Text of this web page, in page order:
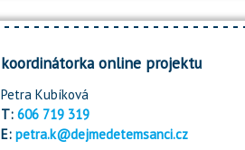
koordinátorka online projektu
Petra Kubíková
T:606 719 319
E:petra.k@dejmedetemsanci.cz